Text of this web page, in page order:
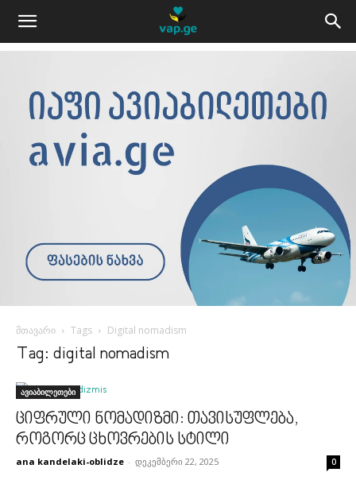
მთავარი Tags Digital nomadism
Tag: digital nomadism
ავიაბილეთები
ციფრული ნომადიზმი: თავისუფლება,
როგორც ცხოვრების სტილი
ana kandelaki-oblidze - დეკემბერი 22, 2025 0